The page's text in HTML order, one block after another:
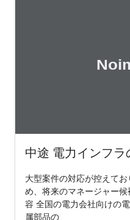
中途 電力インフラ
大型案件の対応が控えて
め、将来のマネージャー
容 全国の電力会社向けの
属部品の